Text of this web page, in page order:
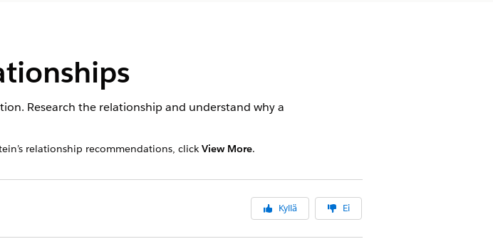
Research the relationship and understand why a
relationship recommendations, click View More.
Kyllä Ei